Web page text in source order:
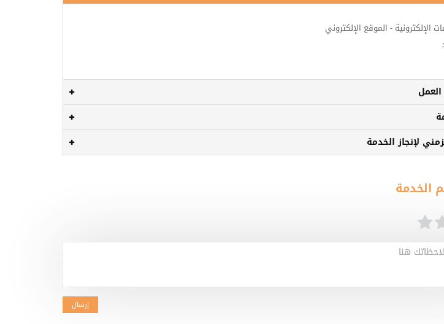
الإلكترونية - الموقع الإلكتروني
لإنجاز الخدمة
الخدمة
هنا
إرسال